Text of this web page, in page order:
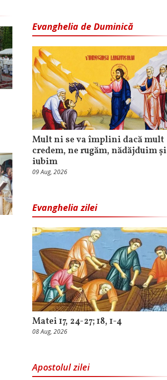
Evanghelia de Duminică
Mult ni se va împlini dacă mult
credem, ne rugăm, nădăjduim și
iubim
09 Aug, 2026
Evanghelia zilei
Matei 17, 24-27; 18, 1-4
08 Aug, 2026
Apostolul zilei